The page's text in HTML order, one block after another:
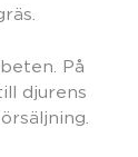
På
djurens